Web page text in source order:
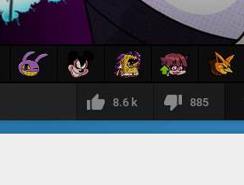
8.6 k 885